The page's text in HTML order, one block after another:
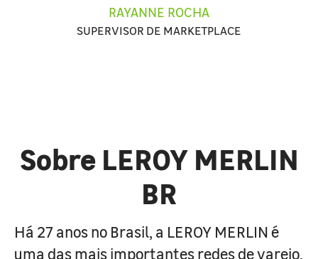
RAYANNE ROCHA
SUPERVISOR DE MARKETPLACE
Sobre LEROY MERLIN
BR
Há 27 anos no Brasil, a LEROY MERLIN é
uma das mais importantes redes de varejo,